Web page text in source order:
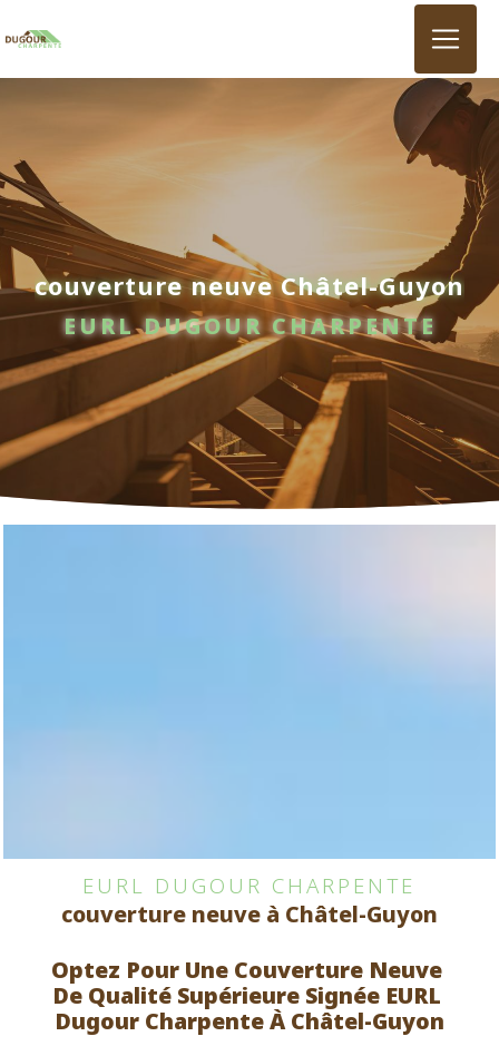
couverture neuve Châtel-Guyon
EURL DUGOUR CHARPENTE
EURL DUGOUR CHARPENTE
couverture neuve à Châtel-Guyon
Optez Pour Une Couverture Neuve
De Qualité Supérieure Signée EURL
Dugour Charpente À Châtel-Guyon